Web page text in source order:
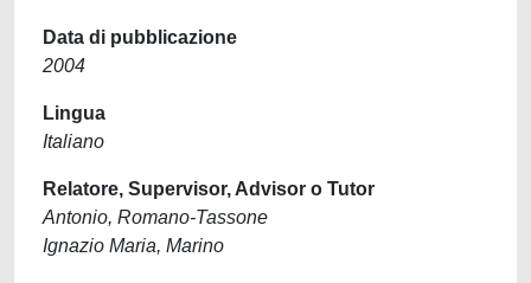
Data di pubblicazione
2004
Lingua
Italiano
Relatore, Supervisor, Advisor o Tutor
Antonio, Romano-Tassone
Ignazio Maria, Marino